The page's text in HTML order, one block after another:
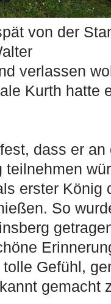
von der
verlassen
Kurth hatte
dass er
teilnehmen
erster König
So
Gefühl,
gemacht